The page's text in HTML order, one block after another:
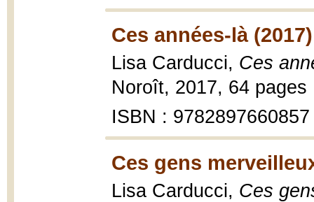
Ces années-là (2017)
Lisa Carducci, Ces
Noroît, 2017, 64
ISBN : 9782897660857
Ces gens
Lisa Carducci, Ces